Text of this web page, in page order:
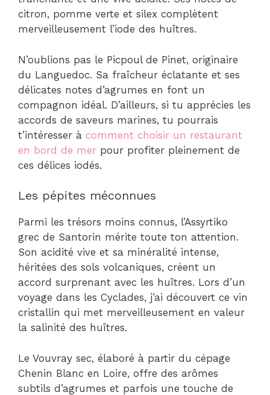
citron, pomme verte et silex complètent
merveilleusement l’iode des huîtres.
N’oublions pas le Picpoul de Pinet, originaire
du Languedoc. Sa fraîcheur éclatante et ses
délicates notes d’agrumes en font un
compagnon idéal. D’ailleurs, si tu apprécies les
accords de saveurs marines, tu pourrais
t’intéresser à comment choisir un restaurant
en bord de mer pour profiter pleinement de
ces délices iodés.
Les pépites méconnues
Parmi les trésors moins connus, l’Assyrtiko
grec de Santorin mérite toute ton attention.
Son acidité vive et sa minéralité intense,
héritées des sols volcaniques, créent un
accord surprenant avec les huîtres. Lors d’un
voyage dans les Cyclades, j’ai découvert ce vin
cristallin qui met merveilleusement en valeur
la salinité des huîtres.
Le Vouvray sec, élaboré à partir du cépage
Chenin Blanc en Loire, offre des arômes
subtils d’agrumes et parfois une touche de